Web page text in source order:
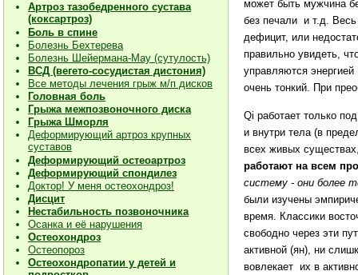
Артроз тазобедренного сустава
(коксартроз)
Боль в спине
Болезнь Бехтерева
Болезнь Шейермана-Мау (сутулость)
ВСД (вегето-сосудистая дистония)
Все методы лечения грыж м/п дисков
Головная боль
Грыжа межпозвоночного диска
Грыжа Шморля
Деформирующий артроз крупных
суставов
Деформирующий остеоартроз
Деформирующий спондилез
Доктор! У меня остеохондроз!
Дисцит
Нестабильность позвоночника
Осанка и её нарушения
Остеохондроз
Остеопороз
Остеохондропатии у детей и
может быть мужчина
без печали и т.д.
дефицит, или
правильно увидеть,
управляются
очень тонкий. При
Qi работает только
и внутри тела (в
всех живых
работают на всем
систему - они более
были изучены
время. Классики
свободно через эти
активной (ян), ни
вовлекает их в